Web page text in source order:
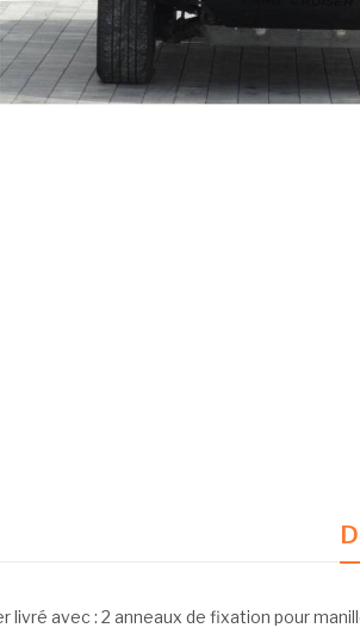
livré avec : 2 anneaux de fixation pour